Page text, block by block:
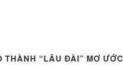
THÀNH “LÂU ĐÀI” MƠ ƯỚC